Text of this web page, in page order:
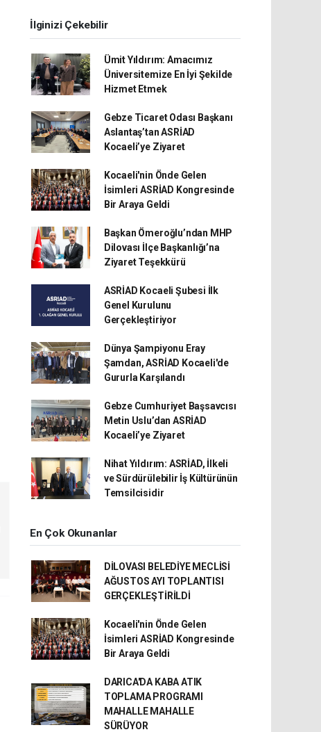
İlginizi Çekebilir
Ümit Yıldırım: Amacımız
Üniversitemize En İyi Şekilde
Hizmet Etmek
Gebze Ticaret Odası Başkanı
Aslantaş’tan ASRİAD
Kocaeli’ye Ziyaret
Kocaeli'nin Önde Gelen
İsimleri ASRİAD Kongresinde
Bir Araya Geldi
Başkan Ömeroğlu’ndan MHP
Dilovası İlçe Başkanlığı’na
Ziyaret Teşekkürü
ASRİAD Kocaeli Şubesi İlk
Genel Kurulunu
Gerçekleştiriyor
Dünya Şampiyonu Eray
Şamdan, ASRİAD Kocaeli'de
Gururla Karşılandı
Gebze Cumhuriyet Başsavcısı
Metin Uslu’dan ASRİAD
Kocaeli’ye Ziyaret
Nihat Yıldırım: ASRİAD, İlkeli
ve Sürdürülebilir İş Kültürünün
Temsilcisidir
En Çok Okunanlar
DİLOVASI BELEDİYE MECLİSİ
AĞUSTOS AYI TOPLANTISI
GERÇEKLEŞTİRİLDİ
Kocaeli'nin Önde Gelen
İsimleri ASRİAD Kongresinde
Bir Araya Geldi
DARICA'DA KABA ATIK
TOPLAMA PROGRAMI
MAHALLE MAHALLE
SÜRÜYOR